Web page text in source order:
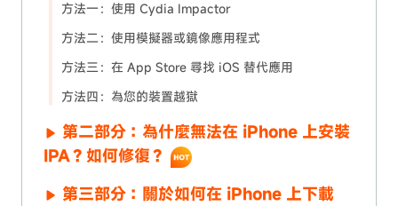
方法一：使用 Cydia Impactor
方法二：使用模擬器或鏡像應用程式
方法三：在 App Store 尋找 iOS 替代應用
方法四：為您的裝置越獄
第二部分：為什麼無法在 iPhone 上安裝
IPA？如何修復？
第三部分：關於如何在 iPhone 上下載